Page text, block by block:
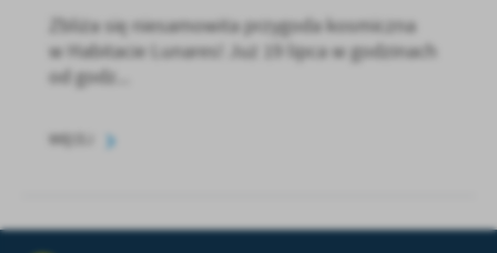
Zbliża się niesamowita przygoda kosmiczna
w Habitacie Lunares! Już 19 lipca w godzinach
od godz...